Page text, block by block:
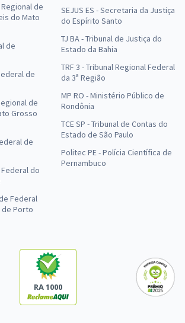
Regional de
do Mato
de
de
de
Grosso
de
Federal do
Federal
de Porto
SEJUS ES - Secretaria da Justiça
do Espírito Santo
TJ BA - Tribunal de Justiça do
Estado da Bahia
TRF 3 - Tribunal Regional Federal
da 3ª Região
MP RO - Ministério Público de
Rondônia
TCE SP - Tribunal de Contas do
Estado de São Paulo
Politec PE - Polícia Científica de
Pernambuco
RA 1000